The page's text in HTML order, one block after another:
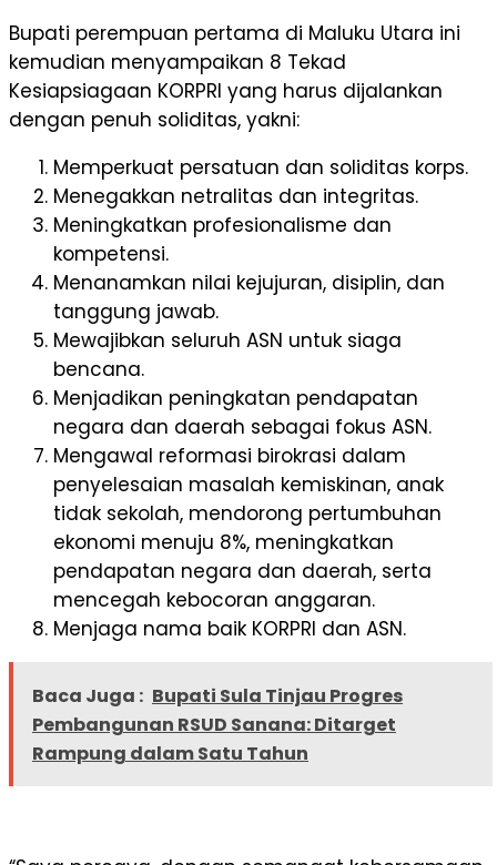
Bupati perempuan pertama di Maluku Utara ini
kemudian menyampaikan 8 Tekad
Kesiapsiagaan KORPRI yang harus dijalankan
dengan penuh soliditas, yakni:
Memperkuat persatuan dan soliditas korps.
Menegakkan netralitas dan integritas.
Meningkatkan profesionalisme dan
kompetensi.
Menanamkan nilai kejujuran, disiplin, dan
tanggung jawab.
Mewajibkan seluruh ASN untuk siaga
bencana.
Menjadikan peningkatan pendapatan
negara dan daerah sebagai fokus ASN.
Mengawal reformasi birokrasi dalam
penyelesaian masalah kemiskinan, anak
tidak sekolah, mendorong pertumbuhan
ekonomi menuju 8%, meningkatkan
pendapatan negara dan daerah, serta
mencegah kebocoran anggaran.
Menjaga nama baik KORPRI dan ASN.
Baca Juga : Bupati Sula Tinjau Progres
Pembangunan RSUD Sanana: Ditarget
Rampung dalam Satu Tahun